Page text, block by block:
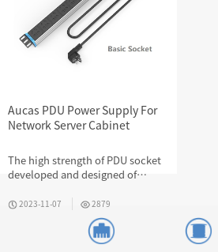
Aucas PDU Power Supply For
Network Server Cabinet
The high strength of PDU socket
developed and designed of
excellent protection for network
2023-11-07 2879